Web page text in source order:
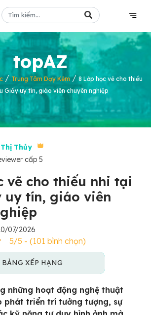
topAZ
/Trung Tâm Dạy Kèm/ 8 Lớp học vẽ cho thiếu
Giấy uy tín, giáo viên chuyên nghiệp
Thủy
cấp 5
vẽ cho thiếu nhi tại
uy tín, giáo viên
07/2026
5/5 - (101 bình chọn)
BẢNG XẾP HẠNG
những hoạt động nghệ thuật
phát triển trí tưởng tượng, sự